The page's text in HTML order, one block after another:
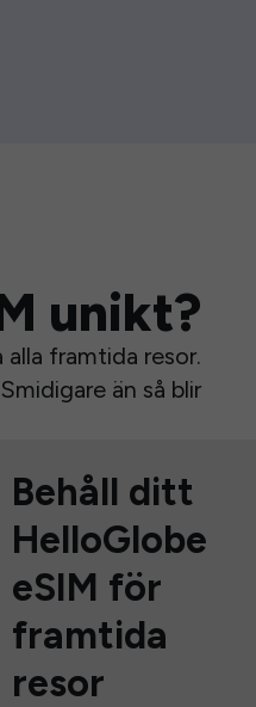
unikt?
framtida resor.
än så blir
Behåll ditt
HelloGlobe
eSIM för
framtida
resor